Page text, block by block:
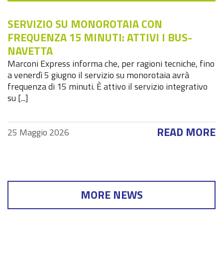
SERVIZIO SU MONOROTAIA CON
FREQUENZA 15 MINUTI: ATTIVI I BUS-
NAVETTA
Marconi Express informa che, per ragioni tecniche, fino
a venerdì 5 giugno il servizio su monorotaia avrà
frequenza di 15 minuti. È attivo il servizio integrativo
su [...]
25 Maggio 2026 READ MORE
MORE NEWS